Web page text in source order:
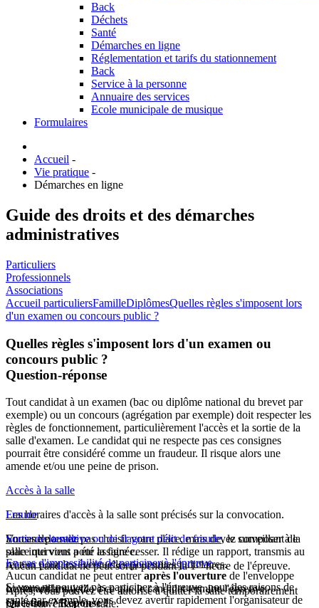
Back
Déchets
Santé
Démarches en ligne
Réglementation et tarifs du stationnement
Back
Service à la personne
Annuaire des services
Ecole municipale de musique
Formulaires
Accueil -
Vie pratique -
Démarches en ligne
Guide des droits et des démarches
administratives
Particuliers
Professionnels
Associations
Accueil particuliersFamilleDiplômesQuelles règles s'imposent lors
d'un examen ou concours public ?
Quelles règles s'imposent lors d'un examen ou
concours public ?
Question-réponse
Tout candidat à un examen (bac ou diplôme national du brevet par
exemple) ou un concours (agrégation par exemple) doit respecter les
règles de fonctionnement, particulièrement l'accès et la sortie de la
salle d'examen. Le candidat qui ne respecte pas ces consignes
pourrait être considéré comme un fraudeur. Il risque alors une
amende et/ou une peine de prison.
Accès à la salle
Les horaires d'accès à la salle sont précisés sur la convocation.
Vous ne pouvez pas choisir votre place, mais devez composer à la
place qui vous a été assignée.
Aucun candidat ne peut entreraprès l'ouverture de l'enveloppe
contenant le sujet.
Fraude
En cas detentative ou de flagrant délit de fraude, le surveillant de
salle intervient pour la faire cesser. Il rédige un rapport, transmis au
recteur pour les éventuelles poursuites judiciaires.
Le surveillant veille à ce que le candidat termine l'épreuve.
Sortie de la salle
Aucun candidat ne peut sortir pendant la 1reheure de l'épreuve.
Après, vous pouvez être autorisé à quitter la salle temporairement
par le surveillant de salle.
En cas d'impossibilité de participer à l'épreuve
Si vous ne pouvez pas participer à l'épreuve, pour des raisons de
santé par exemple, vous devez avertir rapidement l'organisateur de
Question ? Réponse !